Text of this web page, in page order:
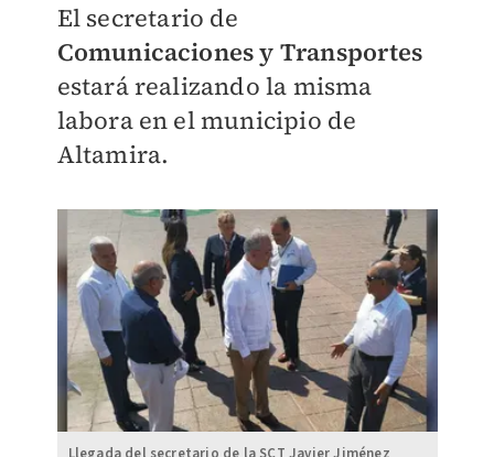
El secretario de
Comunicaciones y Transportes
estará realizando la misma
labora en el municipio de
Altamira.